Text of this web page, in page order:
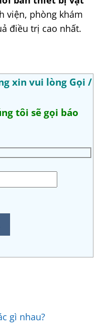
viện, phòng khám
điều trị cao nhất.
xin vui lòng Gọi /
tôi sẽ gọi báo
gì nhau?